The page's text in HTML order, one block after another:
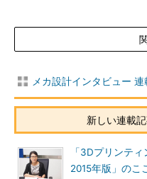
メカ設計インタビュー
新しい連載
「3Dプリンテ
2015年版」のこ